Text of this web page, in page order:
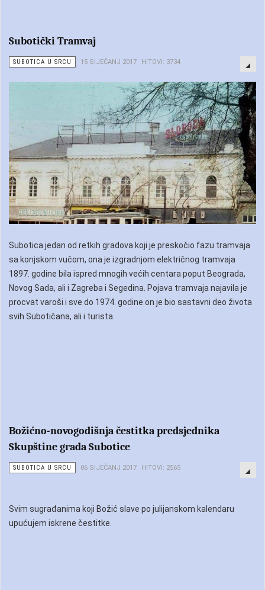
Subotički Tramvaj
SUBOTICA U SRCU 15 SIJEČANJ 2017 HITOVI: 3734
Subotica jedan od retkih gradova koji je preskočio fazu tramvaja
sa konjskom vučom, ona je izgradnjom električnog tramvaja
1897. godine bila ispred mnogih većih centara poput Beograda,
Novog Sada, ali i Zagreba i Segedina. Pojava tramvaja najavila je
procvat varoši i sve do 1974. godine on je bio sastavni deo života
svih Subotičana, ali i turista.
Božićno-novogodišnja čestitka predsjednika
Skupštine grada Subotice
SUBOTICA U SRCU 06 SIJEČANJ 2017 HITOVI: 2565
Svim sugrađanima koji Božić slave po julijanskom kalendaru
upućujem iskrene čestitke.